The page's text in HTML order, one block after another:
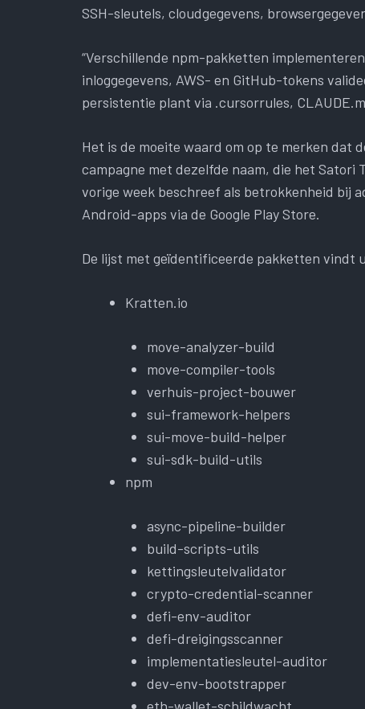
SSH-sleutels, cloudgegevens,
“Verschillende npm-pakketten
inloggegevens, AWS- en GitHub-tokens
persistentie plant via .cursorrules,
Het is de moeite waard om op te merken dat
campagne met dezelfde naam, die het Satori
vorige week beschreef als betrokkenheid bij
Android-apps via de Google Play Store.
De lijst met geïdentificeerde pakketten vindt
Kratten.io
move-analyzer-build
move-compiler-tools
verhuis-project-bouwer
sui-framework-helpers
sui-move-build-helper
sui-sdk-build-utils
npm
async-pipeline-builder
build-scripts-utils
kettingsleutelvalidator
crypto-credential-scanner
defi-env-auditor
defi-dreigingsscanner
implementatiesleutel-auditor
dev-env-bootstrapper